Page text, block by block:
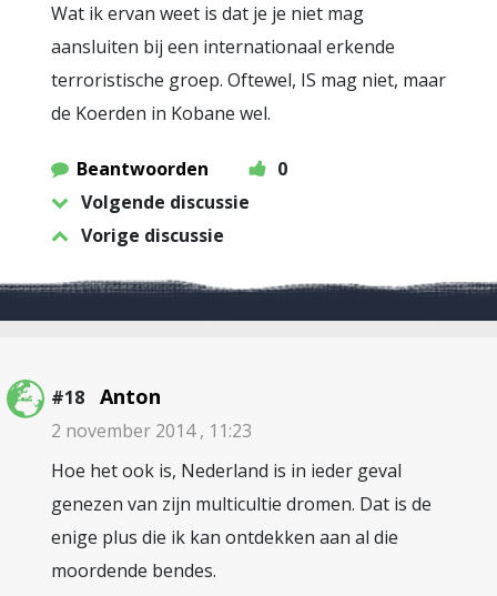
Wat ik ervan weet is dat je je niet mag
aansluiten bij een internationaal erkende
terroristische groep. Oftewel, IS mag niet, maar
de Koerden in Kobane wel.
Beantwoorden
0
Volgende discussie
Vorige discussie
#18 Anton
2 november 2014 , 11:23
Hoe het ook is, Nederland is in ieder geval
genezen van zijn multicultie dromen. Dat is de
enige plus die ik kan ontdekken aan al die
moordende bendes.